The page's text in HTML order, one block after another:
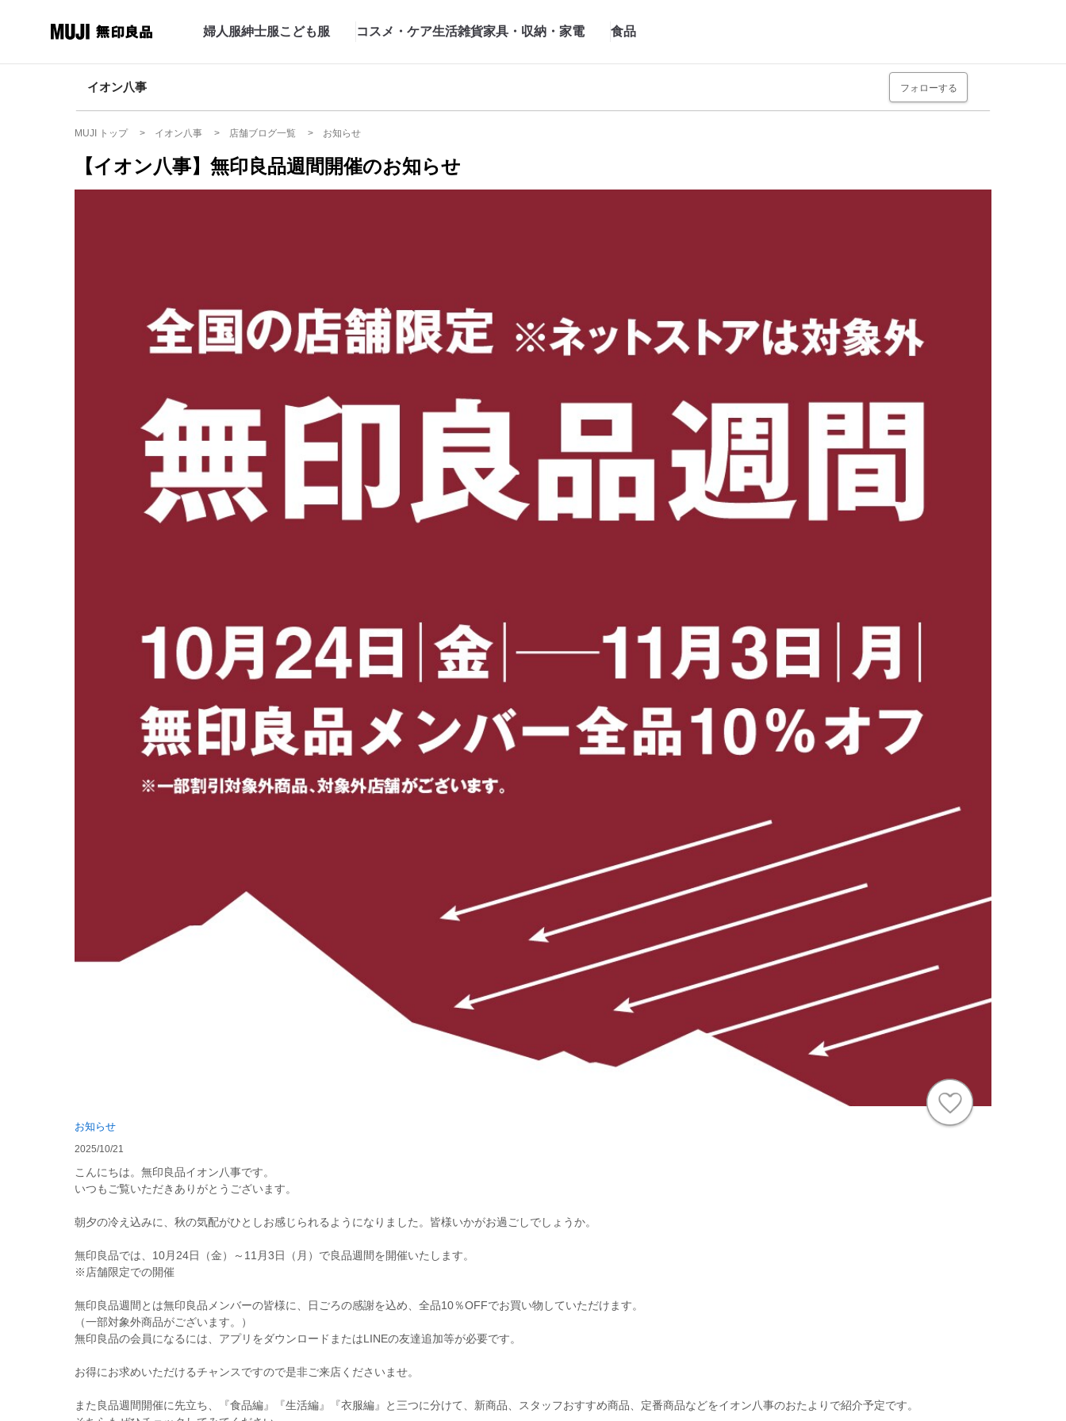
婦人服紳士服こども服 コスメ・ケア生活雑貨家具・収納・家電 食品
イオン八事 フォローする
MUJI トップ イオン八事 店舗ブログ一覧 お知らせ
【イオン八事】無印良品週間開催のお知らせ
お知らせ
2025/10/21
こんにちは。無印良品イオン八事です。
いつもご覧いただきありがとうございます。
朝夕の冷え込みに、秋の気配がひとしお感じられるようになりました。皆様いかがお過ごしでしょうか。
無印良品では、10月24日（金）～11月3日（月）で良品週間を開催いたします。
※店舗限定での開催
無印良品週間とは無印良品メンバーの皆様に、日ごろの感謝を込め、全品10％OFFでお買い物していただけます。
（一部対象外商品がございます。）
無印良品の会員になるには、アプリをダウンロードまたはLINEの友達追加等が必要です。
お得にお求めいただけるチャンスですので是非ご来店くださいませ。
また良品週間開催に先立ち、『食品編』『生活編』『衣服編』と三つに分けて、新商品、スタッフおすすめ商品、定番商品などをイオン八事のおたよりで紹介予定です。